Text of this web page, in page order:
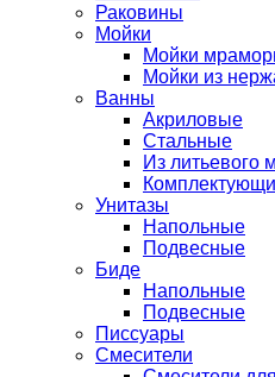
Раковины
Мойки
Мойки
Мойки из
Ванны
Акриловые
Стальные
Из литьевого
Унитазы
Напольные
Подвесные
Биде
Напольные
Подвесные
Писсуары
Смесители